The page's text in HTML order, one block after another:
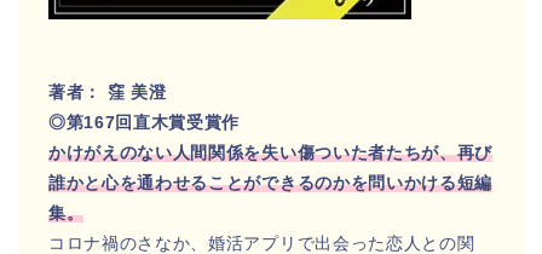
著者： 窪 美澄
◎第167回直木賞受賞作
かけがえのない人間関係を失い傷ついた者たちが、再び
誰かと心を通わせることができるのかを問いかける短編
集。
コロナ禍のさなか、婚活アプリで出会った恋人との関